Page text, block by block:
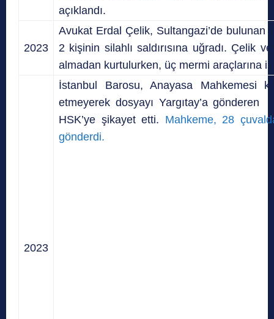
açıklandı.
2023
Avukat Erdal Çelik, Sultangazi’de
2 kişinin silahlı saldırısına uğradı. Çelik
almadan kurtulurken, üç mermi araçlarına
2023
İstanbul Barosu, Anayasa Mahkemesi
etmeyerek dosyayı Yargıtay’a gönderen
HSK’ye şikayet etti. Mahkeme, 28
gönderdi.